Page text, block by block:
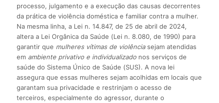
processo, julgamento e a execução das causas decorrentes
da prática de violência doméstica e familiar contra a mulher.
Na mesma linha, a Lei n. 14.847, de 25 de abril de 2024,
altera a Lei Orgânica da Saúde (Lei n. 8.080, de 1990) para
garantir que mulheres vítimas de vio­lência sejam atendidas
em ambiente privativo e individualizado nos serviços de
saúde do Sistema Único de Saúde (SUS). A nova lei
assegura que essas mulheres sejam acolhidas em locais que
garantam sua privacidade e restrinjam o acesso de
terceiros, especialmente do agressor, durante o